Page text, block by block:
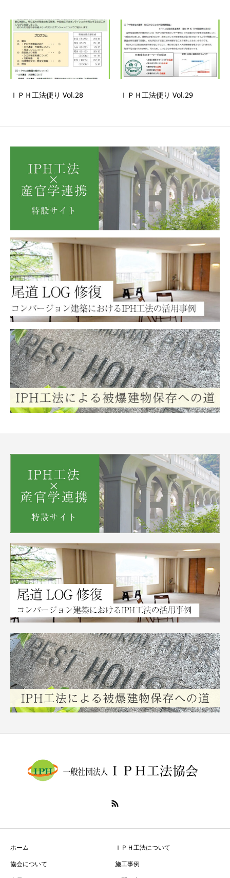
ＩＰＨ工法便り Vol.28 ＩＰＨ工法便り Vol.29
ホーム
ＩＰＨ工法について
協会について
施工事例